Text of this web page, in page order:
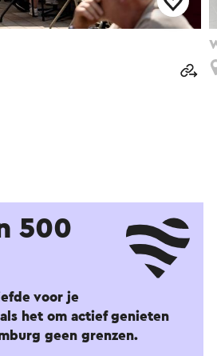
500
voor je
het om actief genieten
geen grenzen.